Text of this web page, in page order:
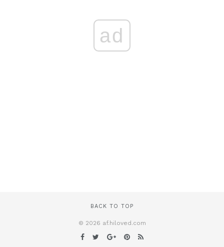
ad
BACK TO TOP
© 2026 af.hiloved.com